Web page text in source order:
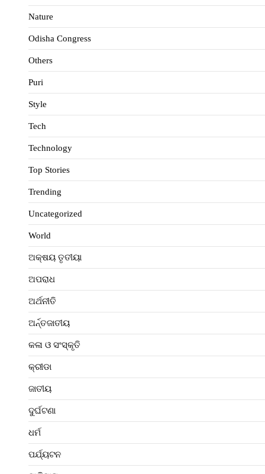
Nature
Odisha Congress
Others
Puri
Style
Tech
Technology
Top Stories
Trending
Uncategorized
World
ଅକ୍ଷୟ ତୃତୀୟା
ଅପରାଧ
ଅର୍ଥନୀତି
ଅର୍ନ୍ତଜାତୀୟ
କଳା ଓ ସଂସ୍କୃତି
କ୍ରୀଡା
ଜାତୀୟ
ଦୁର୍ଘଟଣା
ଧର୍ମ
ପର୍ଯ୍ୟଟନ